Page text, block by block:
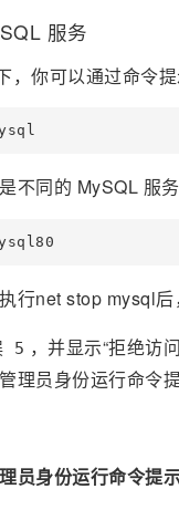
服务
，你可以通过命令提
不同的 MySQL 服
行net stop mysql
5 ，并显示“拒绝访
理员身份运行命令提
员身份运行命令提